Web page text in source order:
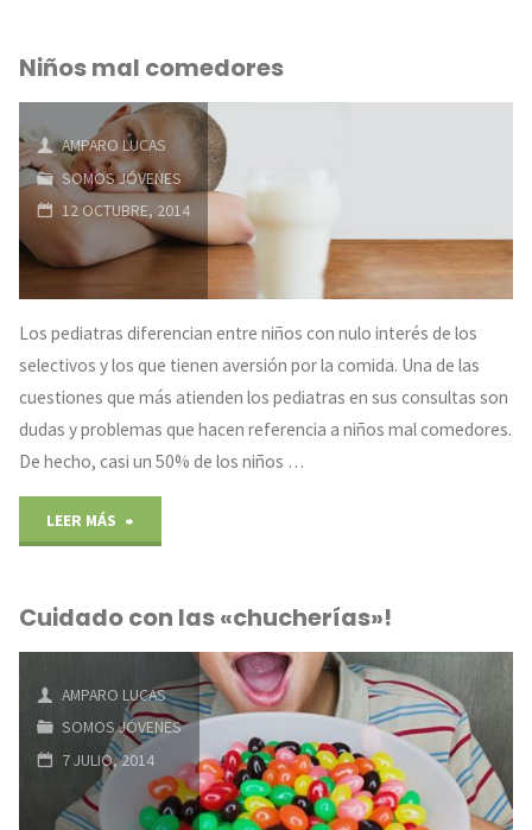
Niños mal comedores
AMPARO LUCAS
SOMOS JÓVENES
12 OCTUBRE, 2014
Los pediatras diferencian entre niños con nulo interés de los
selectivos y los que tienen aversión por la comida. Una de las
cuestiones que más atienden los pediatras en sus consultas son
dudas y problemas que hacen referencia a niños mal comedores.
De hecho, casi un 50% de los niños …
LEER MÁS
comedores"
Cuidado con las «chucherías»!
AMPARO LUCAS
SOMOS JÓVENES
7 JULIO, 2014